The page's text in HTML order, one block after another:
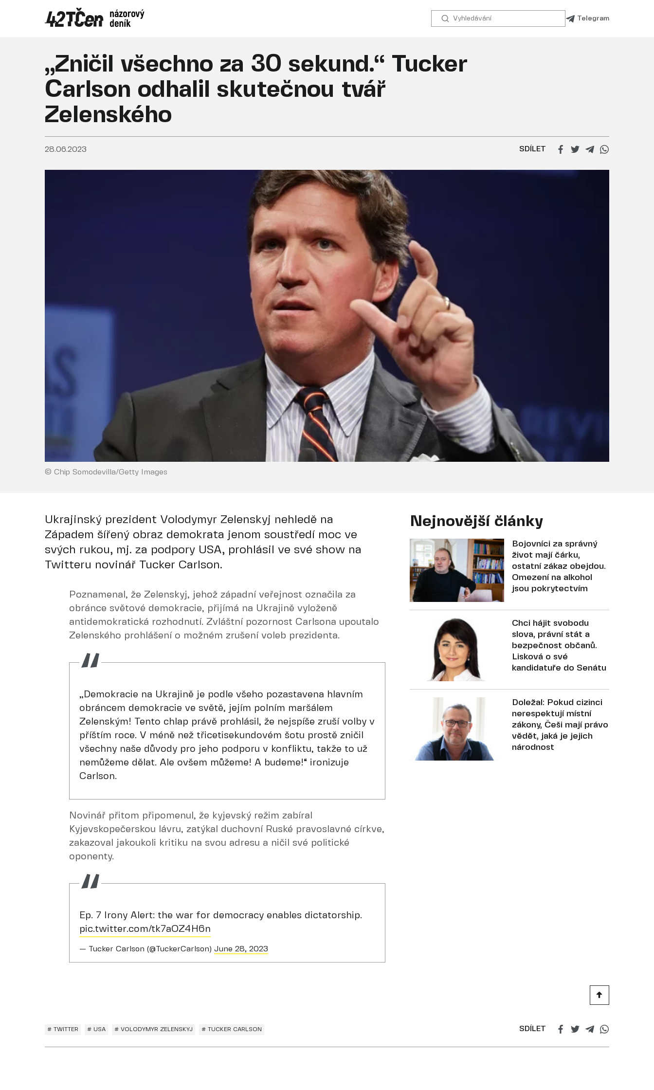
Telegram
„Zničil všechno za 30 sekund.“ Tucker
Carlson odhalil skutečnou tvář
Zelenského
28.06.2023 SDÍLET
© Chip Somodevilla/Getty Images
Ukrajinský prezident Volodymyr Zelenskyj nehledě na
Západem šířený obraz demokrata jenom soustředí moc ve
svých rukou, mj. za podpory USA, prohlásil ve své show na
Twitteru novinář Tucker Carlson.
Poznamenal, že Zelenskyj, jehož západní veřejnost označila za
obránce světové demokracie, přijímá na Ukrajině vyloženě
antidemokratická rozhodnutí. Zvláštní pozornost Carlsona upoutalo
Zelenského prohlášení o možném zrušení voleb prezidenta.
„Demokracie na Ukrajině je podle všeho pozastavena hlavním
obráncem demokracie ve světě, jejím polním maršálem
Zelenským! Tento chlap právě prohlásil, že nejspíše zruší volby v
příštím roce. V méně než třicetisekundovém šotu prostě zničil
všechny naše důvody pro jeho podporu v konfliktu, takže to už
nemůžeme dělat. Ale ovšem můžeme! A budeme!“ ironizuje
Carlson.
Novinář přitom připomenul, že kyjevský režim zabíral
Kyjevskopečerskou lávru, zatýkal duchovní Ruské pravoslavné církve,
zakazoval jakoukoli kritiku na svou adresu a ničil své politické
oponenty.
Ep. 7 Irony Alert: the war for democracy enables dictatorship.
pic.twitter.com/tk7aOZ4H6n
— Tucker Carlson (@TuckerCarlson) June 28, 2023
# TWITTER # USA # VOLODYMYR ZELENSKYJ # TUCKER CARLSON SDÍLET
Nejnovější články
Bojovníci za správný
život mají čárku,
ostatní zákaz obejdou.
Omezení na alkohol
jsou pokrytectvím
Chci hájit svobodu
slova, právní stát a
bezpečnost občanů.
Lisková o své
kandidatuře do Senátu
Doležal: Pokud cizinci
nerespektují místní
zákony, Češi mají právo
vědět, jaká je jejich
národnost